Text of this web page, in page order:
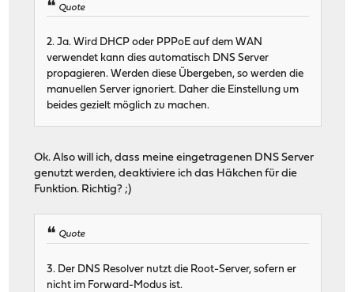
Quote
2. Ja. Wird DHCP oder PPPoE auf dem WAN
verwendet kann dies automatisch DNS Server
propagieren. Werden diese Übergeben, so werden die
manuellen Server ignoriert. Daher die Einstellung um
beides gezielt möglich zu machen.
Ok. Also will ich, dass meine eingetragenen DNS Server
genutzt werden, deaktiviere ich das Häkchen für die
Funktion. Richtig? ;)
Quote
3. Der DNS Resolver nutzt die Root-Server, sofern er
nicht im Forward-Modus ist.